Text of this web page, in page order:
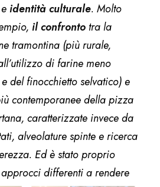
identità culturale. Molto
il confronto tra la
tramontina (più rurale,
di farine meno
del finocchietto selvatico) e
contemporanee della pizza
caratterizzate invece da
alveolature spinte e ricerca
Ed è stato proprio
differenti a rendere